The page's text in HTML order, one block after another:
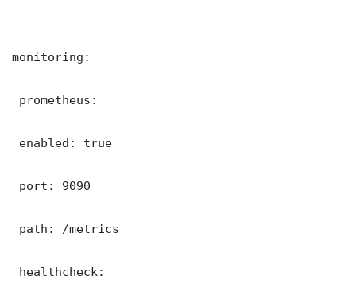
monitoring:
prometheus:
enabled: true
port: 9090
path: /metrics
healthcheck: